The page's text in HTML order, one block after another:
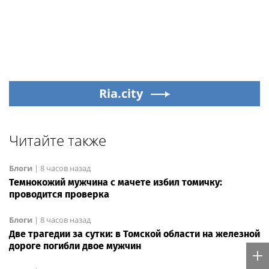
Ria.city
Читайте также
Блоги | 8 часов назад
Темнокожий мужчина с мачете избил томичку:
проводится проверка
Блоги | 8 часов назад
Две трагедии за сутки: в Томской области на железной
дороге погибли двое мужчин